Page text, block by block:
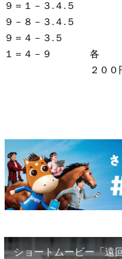
９＝１－３.４.５
９－８－３.４.５
９＝４－３.５
１＝４－９ 各
２００
ショートムービー「遠